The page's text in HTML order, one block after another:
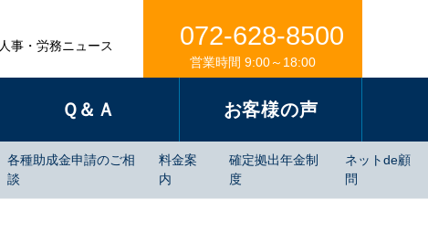
人事・労務ニュース 072-628-8500
営業時間 9:00～18:00
Ｑ＆Ａ お客様の声
各種助成金申請のご相
談
料金案
内
確定拠出年金制
度
ネットde顧
問